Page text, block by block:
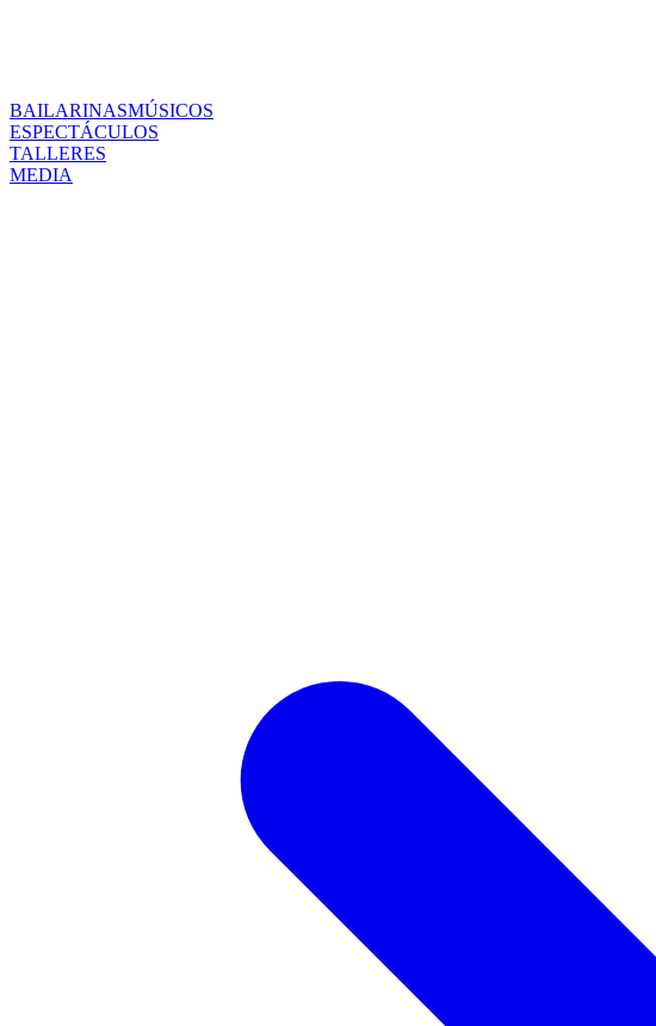
BAILARINASMÚSICOS
ESPECTÁCULOS
TALLERES
MEDIA